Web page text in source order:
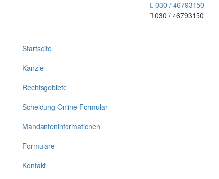
030 / 46793150
030 / 46793150
Startseite
Kanzlei
Rechtsgebiete
Scheidung Online Formular
Mandanteninformationen
Formulare
Kontakt